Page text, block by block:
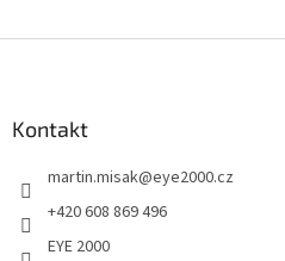
Kontakt
martin.misak@eye2000.cz
+420 608 869 496
EYE 2000